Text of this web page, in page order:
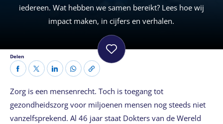
iedereen. Wat hebben we samen bereikt? Lees hoe wij
impact maken, in cijfers en verhalen.
Delen
Zorg is een mensenrecht. Toch is toegang tot
gezondheidszorg voor miljoenen mensen nog steeds niet
vanzelfsprekend. Al 46 jaar staat Dokters van de Wereld